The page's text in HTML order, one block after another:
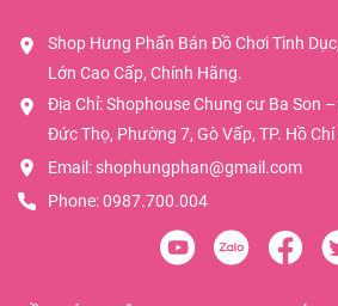
Shop Hưng Phấn Bán Đồ Chơi Tình
Lớn Cao Cấp, Chính Hãng.
Địa Chỉ: Shophouse Chung cư Ba Son –
Đức Thọ, Phường 7, Gò Vấp, TP. Hồ
Email: shophungphan@gmail.com
Phone:0987.700.004